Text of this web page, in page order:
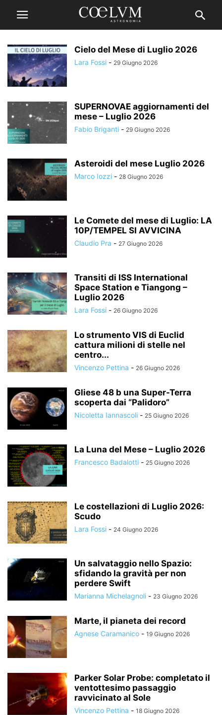
Cielo del Mese di Luglio 2026
Lara Fossi - 29 Giugno 2026
SUPERNOVAE aggiornamenti del
mese – Luglio 2026
Fabio Briganti - 29 Giugno 2026
Asteroidi del mese Luglio 2026
Marco Iozzi - 28 Giugno 2026
Le Comete del mese di Luglio: LA
10P/TEMPEL SI AVVICINA
Claudio Pra - 27 Giugno 2026
Transiti di ISS International
Space Station e Tiangong –
Luglio 2026
Lara Fossi - 26 Giugno 2026
Lo strumento VIS di Euclid
cattura milioni di stelle nel
centro...
Vincenzo Pettina - 26 Giugno 2026
Gliese 48 b una Super-Terra
scoperta dai “Palidoro”
Nicoletta Iannascoli - 25 Giugno 2026
La Luna del Mese – Luglio 2026
Francesco Badalotti - 25 Giugno 2026
Le costellazioni di Luglio 2026:
Scudo
Lara Fossi - 24 Giugno 2026
Un salvataggio nello Spazio:
sfidando la gravità per non
perdere Swift
Marianna Michelagnoli - 23 Giugno 2026
Marte, il pianeta dei record
Agnese Caramanico - 19 Giugno 2026
Parker Solar Probe: completato il
ventottesimo passaggio
ravvicinato al Sole
Vincenzo Pettina - 18 Giugno 2026